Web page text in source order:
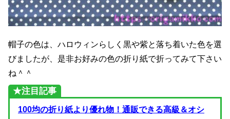
帽子の色は、ハロウィンらしく黒や紫と落ち着いた色を選
びましたが、是非お好みの色の折り紙で折ってみて下さい
ね＾＾
★注目記事
100均の折り紙より優れ物！通販できる高級＆オシ